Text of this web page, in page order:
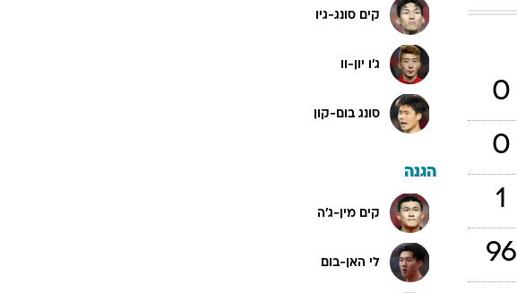
0
0
1
96
קים סונג-גיו
ג'ו יון-וו
סונג בום-קון
הגנה
קים מין-ג'ה
לי האן-בום